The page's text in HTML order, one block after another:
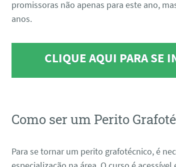
promissoras não apenas para este ano,
anos.
CLIQUE AQUI PARA SE
Como ser um Perito
Para se tornar um perito grafotécnico, é